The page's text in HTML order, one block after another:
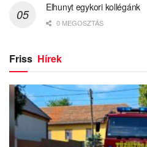
Elhunyt egykori kollégánk
0 MEGOSZTÁS
Friss Hírek